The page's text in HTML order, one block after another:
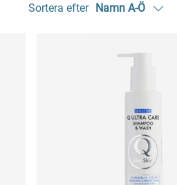
Sortera efter Namn A-Ö